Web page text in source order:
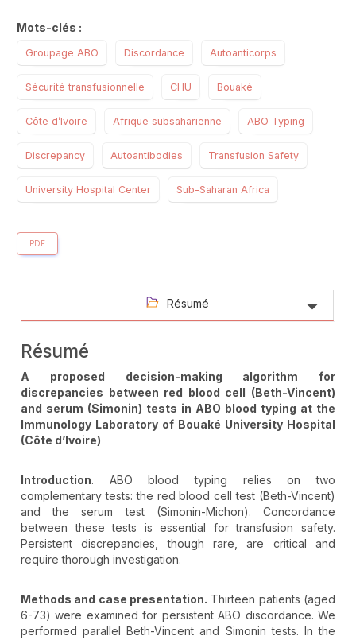
Mots-clés :
Groupage ABO Discordance Autoanticorps
Sécurité transfusionnelle CHU Bouaké
Côte d’Ivoire Afrique subsaharienne ABO Typing
Discrepancy Autoantibodies Transfusion Safety
University Hospital Center Sub-Saharan Africa
PDF
Résumé
Résumé
A proposed decision-making algorithm for
discrepancies between red blood cell (Beth-Vincent)
and serum (Simonin) tests in ABO blood typing at the
Immunology Laboratory of Bouaké University Hospital
(Côte d’Ivoire)
Introduction. ABO blood typing relies on two
complementary tests: the red blood cell test (Beth-Vincent)
and the serum test (Simonin-Michon). Concordance
between these tests is essential for transfusion safety.
Persistent discrepancies, though rare, are critical and
require thorough investigation.
Methods and case presentation. Thirteen patients (aged
6-73) were examined for persistent ABO discordance. We
performed parallel Beth-Vincent and Simonin tests. In the